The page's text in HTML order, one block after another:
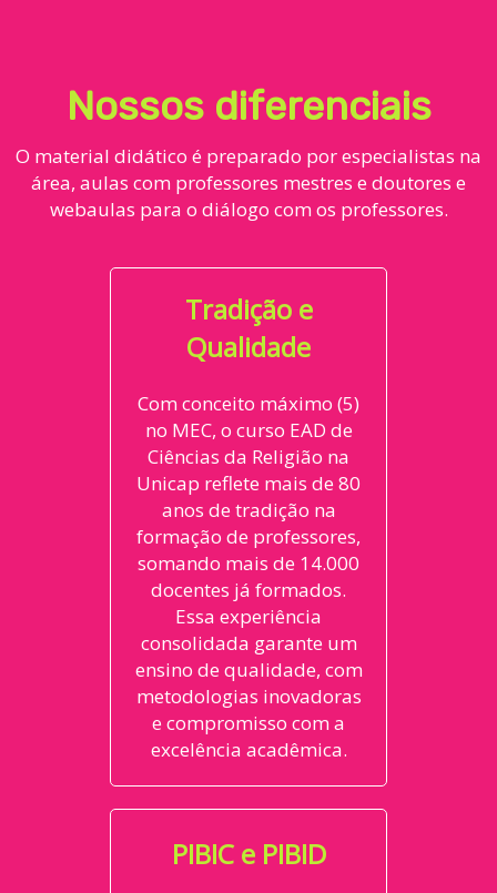
Nossos diferenciais
O material didático é preparado por especialistas na
área, aulas com professores mestres e doutores e
webaulas para o diálogo com os professores.
Tradição e
Qualidade
Com conceito máximo (5)
no MEC, o curso EAD de
Ciências da Religião na
Unicap reflete mais de 80
anos de tradição na
formação de professores,
somando mais de 14.000
docentes já formados.
Essa experiência
consolidada garante um
ensino de qualidade, com
metodologias inovadoras
e compromisso com a
excelência acadêmica.
PIBIC e PIBID